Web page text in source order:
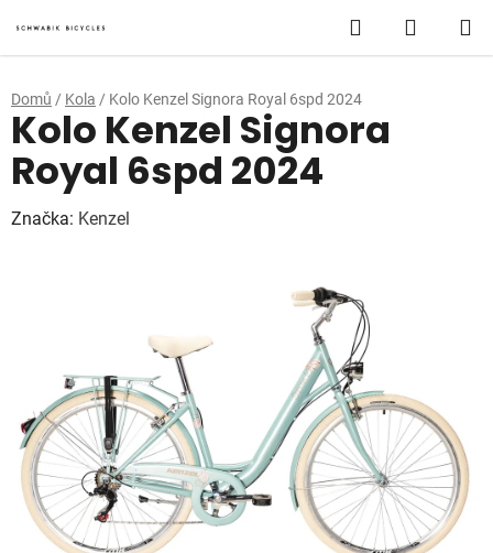
na
obsah
Hledat
KOŠÍK
Domů / Kola / Kolo Kenzel Signora Royal 6spd 2024
Kolo Kenzel Signora
Royal 6spd 2024
Značka: Kenzel